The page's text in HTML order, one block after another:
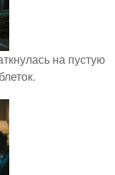
на пустую